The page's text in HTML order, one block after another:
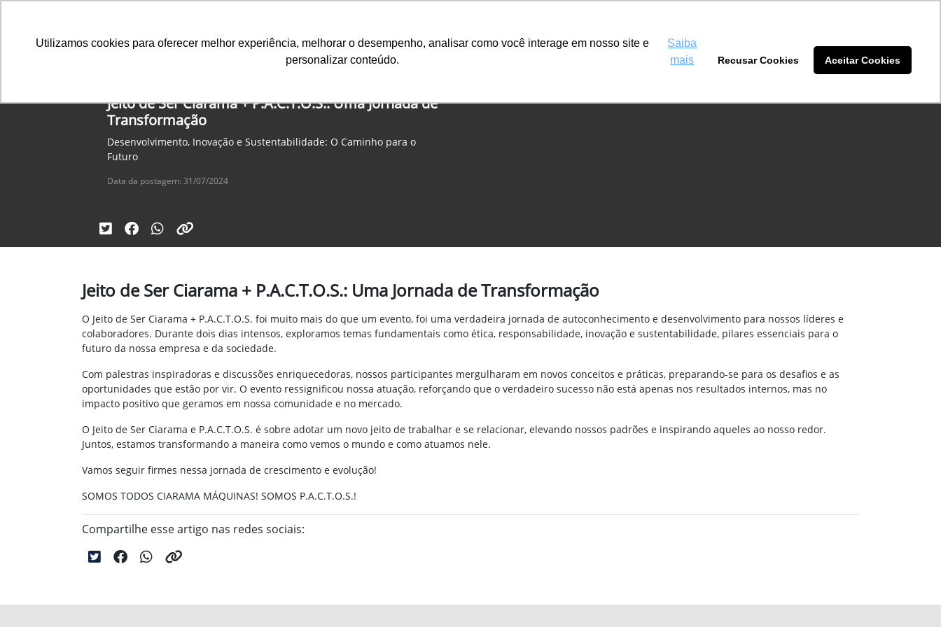
Utilizamos cookies para oferecer melhor experiência, melhorar o desempenho, analisar como você interage em nosso site e
personalizar conteúdo.
Saiba
mais
Recusar Cookies Aceitar Cookies
Seminovos Blog Sobre nós
Jeito de Ser Ciarama + P.A.C.T.O.S.: Uma Jornada de
Transformação
Desenvolvimento, Inovação e Sustentabilidade: O Caminho para o
Futuro
Data da postagem: 31/07/2024
Jeito de Ser Ciarama + P.A.C.T.O.S.: Uma Jornada de Transformação
O Jeito de Ser Ciarama + P.A.C.T.O.S. foi muito mais do que um evento, foi uma verdadeira jornada de autoconhecimento e desenvolvimento para nossos líderes e
colaboradores. Durante dois dias intensos, exploramos temas fundamentais como ética, responsabilidade, inovação e sustentabilidade, pilares essenciais para o
futuro da nossa empresa e da sociedade.
Com palestras inspiradoras e discussões enriquecedoras, nossos participantes mergulharam em novos conceitos e práticas, preparando-se para os desafios e as
oportunidades que estão por vir. O evento ressignificou nossa atuação, reforçando que o verdadeiro sucesso não está apenas nos resultados internos, mas no
impacto positivo que geramos em nossa comunidade e no mercado.
O Jeito de Ser Ciarama e P.A.C.T.O.S. é sobre adotar um novo jeito de trabalhar e se relacionar, elevando nossos padrões e inspirando aqueles ao nosso redor.
Juntos, estamos transformando a maneira como vemos o mundo e como atuamos nele.
Vamos seguir firmes nessa jornada de crescimento e evolução!
SOMOS TODOS CIARAMA MÁQUINAS! SOMOS P.A.C.T.O.S.!
Compartilhe esse artigo nas redes sociais: